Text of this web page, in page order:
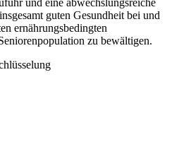
und eine abwechslungsreiche
guten Gesundheit bei und
ernährungsbedingten
zu bewältigen.